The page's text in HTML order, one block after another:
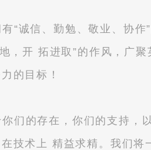
诚信、勤勉、敬业、协作”
，开 拓进取”的作风，广
的目标！
的存在，你们的支持，
技术上 精益求精。我们将